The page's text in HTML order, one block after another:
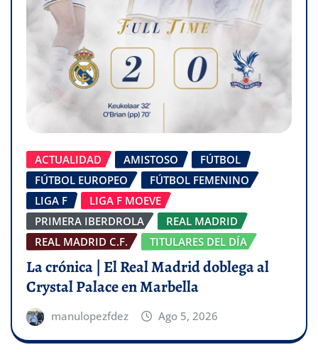
ACTUALIDAD AMISTOSO
FÚTBOL
FÚTBOL EUROPEO
FÚTBOL FEMENINO
LIGA F
LIGA F MOEVE
PRIMERA IBERDROLA
REAL MADRID
REAL MADRID C.F.
TITULARES DEL DÍA
La crónica | El Real Madrid doblega al
Crystal Palace en Marbella
manulopezfdez Ago 5, 2026